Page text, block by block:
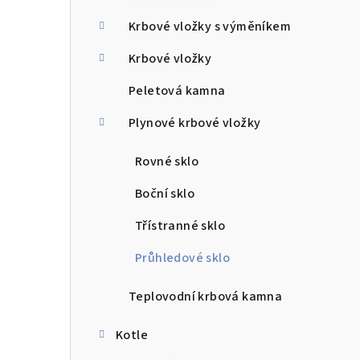
Krbové vložky s výměníkem
Krbové vložky
Peletová kamna
Plynové krbové vložky
Rovné sklo
Boční sklo
Třístranné sklo
Průhledové sklo
Teplovodní krbová kamna
Kotle